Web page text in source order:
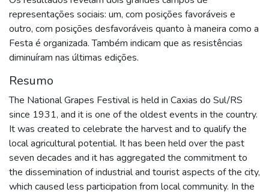
representações sociais: um, com posições favoráveis e
outro, com posições desfavoráveis quanto à maneira como a
Festa é organizada. Também indicam que as resistências
diminuíram nas últimas edições.
Resumo
The National Grapes Festival is held in Caxias do Sul/RS
since 1931, and it is one of the oldest events in the country.
It was created to celebrate the harvest and to qualify the
local agricultural potential. It has been held over the past
seven decades and it has aggregated the commitment to
the dissemination of industrial and tourist aspects of the city,
which caused less participation from local community. In the